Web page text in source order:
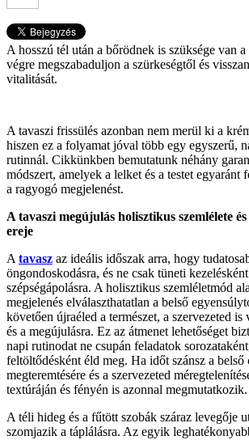
A hosszú tél után a bőrödnek is szüksége van
végre megszabaduljon a szürkeségtől és
vitalitását.
A tavaszi frissülés azonban nem merül ki a
hiszen ez a folyamat jóval több egy egyszerű,
rutinnál. Cikkünkben bemutatunk néhány
módszert, amelyek a lelket és a testet egyaránt
a ragyogó megjelenést.
A tavaszi megújulás holisztikus szemlélete
ereje
A tavasz az ideális időszak arra, hogy
öngondoskodásra, és ne csak tüneti
szépségápolásra. A holisztikus szemléletmód
megjelenés elválaszthatatlan a belső
követően újraéled a természet, a szervezeted is
és a megújulásra. Ez az átmenet lehetőséget
napi rutinodat ne csupán feladatok
feltöltődésként éld meg. Ha időt szánsz a belső
megteremtésére és a szervezeted
textúráján és fényén is azonnal megmutatkozik.
A téli hideg és a fűtött szobák száraz levegője
szomjazik a táplálásra. Az egyik